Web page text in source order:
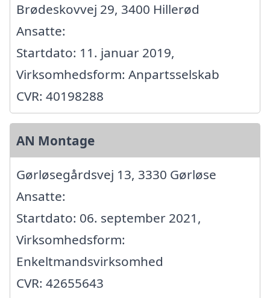
Brødeskovvej 29, 3400 Hillerød
Ansatte:
Startdato: 11. januar 2019,
Virksomhedsform: Anpartsselskab
CVR: 40198288
AN Montage
Gørløsegårdsvej 13, 3330 Gørløse
Ansatte:
Startdato: 06. september 2021,
Virksomhedsform:
Enkeltmandsvirksomhed
CVR: 42655643